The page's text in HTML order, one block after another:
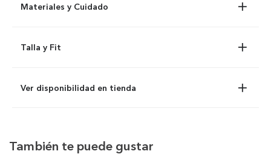
Materiales y Cuidado
Talla y Fit
Ver disponibilidad en tienda
También te puede gustar